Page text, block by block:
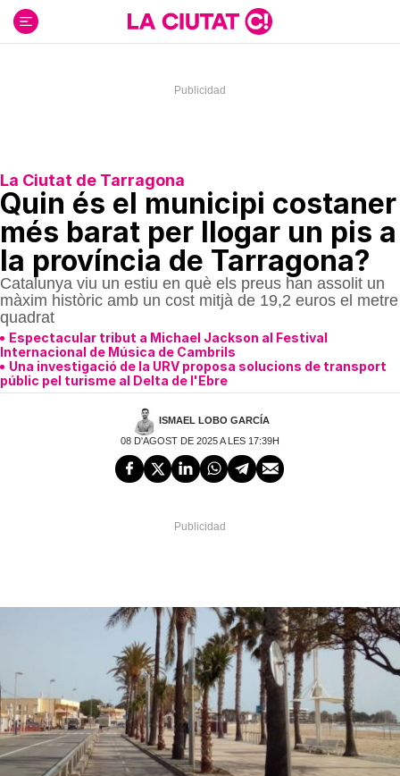
contenido
La Ciutat de Tarragona
Quin és el municipi costaner
més barat per llogar un pis a
la província de Tarragona?
Catalunya viu un estiu en què els preus han assolit un
màxim històric amb un cost mitjà de 19,2 euros el metre
quadrat
Espectacular tribut a Michael Jackson al Festival
Internacional de Música de Cambrils
Una investigació de la URV proposa solucions de transport
públic pel turisme al Delta de l'Ebre
ISMAEL LOBO GARCÍA
08 D'AGOST DE 2025 A LES 17:39H